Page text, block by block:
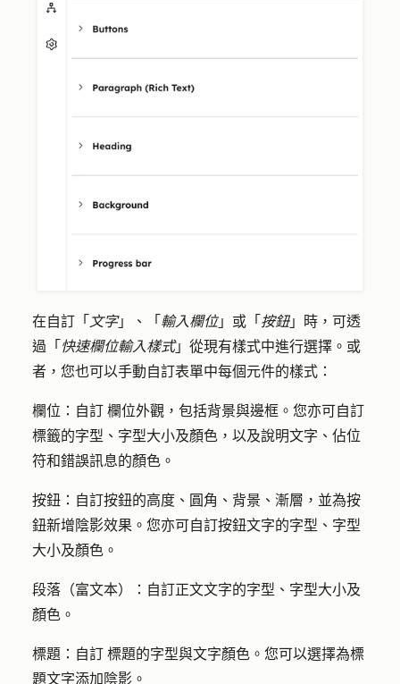
在自訂「 文字」、「 輸入欄位」或「 按鈕」時，可透
過「 快速欄位輸入樣式」從現有樣式中進行選擇。或
者，您也可以手動自訂表單中每個元件的樣式：
欄位：自訂 欄位外觀，包括背景與邊框。您亦可自訂
標籤的字型、字型大小及顏色，以及說明文字、佔位
符和錯誤訊息的顏色。
按鈕： 自訂按鈕的高度、圓角、背景、漸層，並為按
鈕新增陰影效果。您亦可自訂按鈕文字的字型、字型
大小及顏色。
段落（富文本）： 自訂正文文字的字型、字型大小及
顏色。
標題：自訂 標題的字型與文字顏色。您可以選擇為標
題文字添加陰影。